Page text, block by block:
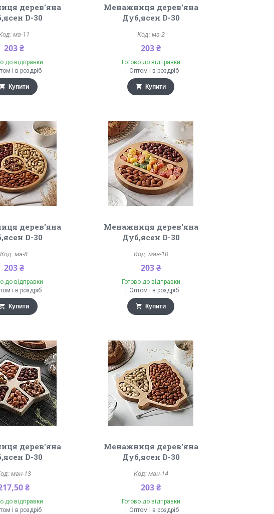
дерев'яна
D-30
ма-11
203 ₴
до відправки
і в роздріб
Купити
Менажниця дерев'яна
Дуб,ясен D-30
ма-2
203 ₴
Готово до відправки
Оптом і в роздріб
Купити
дерев'яна
D-30
ма-8
203 ₴
до відправки
і в роздріб
Купити
Менажниця дерев'яна
Дуб,ясен D-30
ман-10
203 ₴
Готово до відправки
Оптом і в роздріб
Купити
дерев'яна
D-30
ман-13
₴
до відправки
і в роздріб
Менажниця дерев'яна
Дуб,ясен D-30
ман-14
203 ₴
Готово до відправки
Оптом і в роздріб